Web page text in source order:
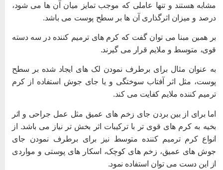
هستند و تنها عاملی که موجب تمایز میان آن ها می شود،
و میزان اثرگذاری آن ها بر سطح پوست می باشد.
همین مبنا می توان گفت که کرم های ترمیم کننده در سه دسته
متوسط و ملایم قرار می گیرند.
عنوان مثال برای برطرف نمودن لک های ایجاد شده بر سطح
مثل اثر آفتاب سوختگی و یا جای جوش استفاده از کرم
کننده ملایم کفایت می کند.
برای از بین بردن جای زخم های عمیق مثل عمل جراحی و اثر
به کرم های قوی تر با ترکیبات اثر بخش تر نیاز می باشد. از
کرم ترمیم کننده متوسط نیز برای برطرف نمودن جای
های عمیق، زخم های کوچک، اسکار های پوستی و مواردی
این دست می توان استفاده نمود.